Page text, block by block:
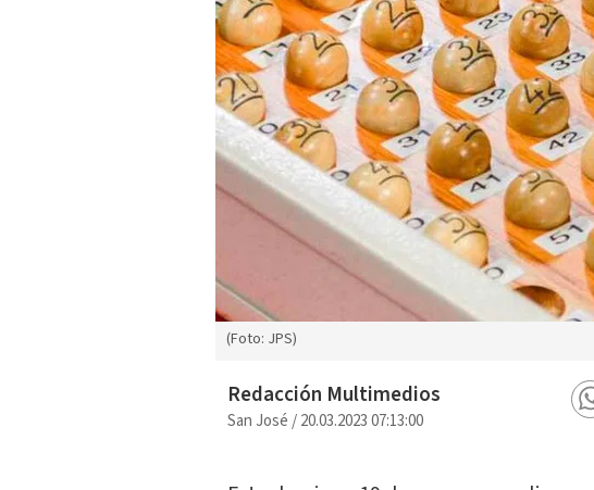
(Foto: JPS)
Redacción Multimedios
San José/20.03.2023 07:13:00